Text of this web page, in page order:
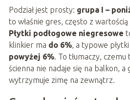
Podział jest prosty: grupa I –
to właśnie gres, często z
Płytki podłogowe niegresowe
klinkier ma do 6%, a typowe
powyżej 6%. To tłumaczy, czemu
ścienna nie nadaje się na balkon,
wytrzymuje zimę na zewnątrz.